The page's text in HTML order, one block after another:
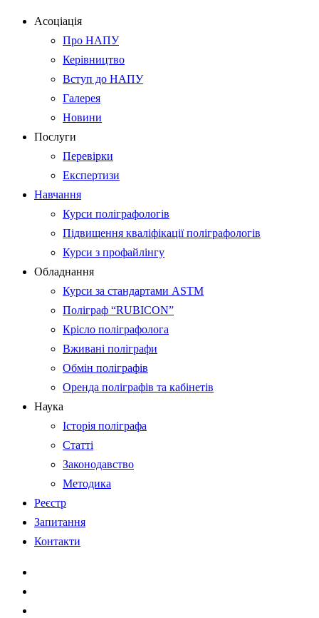
Асоціація
Про НАПУ
Керівництво
Вступ до НАПУ
Галерея
Новини
Послуги
Перевірки
Експертизи
Навчання
Курси поліграфологів
Підвищення кваліфікації поліграфологів
Курси з профайлінгу
Обладнання
Курси за стандартами ASTM
Поліграф “RUBICON”
Крісло поліграфолога
Вживані поліграфи
Обмін поліграфів
Оренда поліграфів та кабінетів
Наука
Історія поліграфа
Статті
Законодавство
Методика
Реєстр
Запитання
Контакти